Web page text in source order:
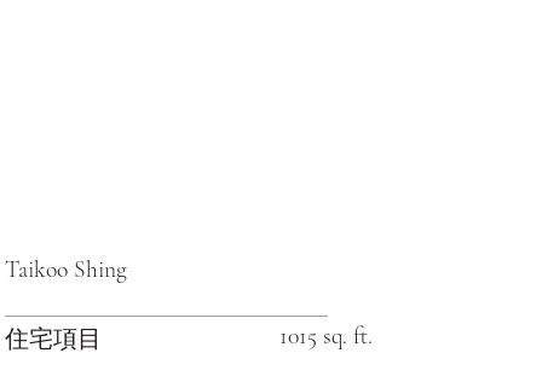
Taikoo Shing
住宅項目 1015 sq. ft.